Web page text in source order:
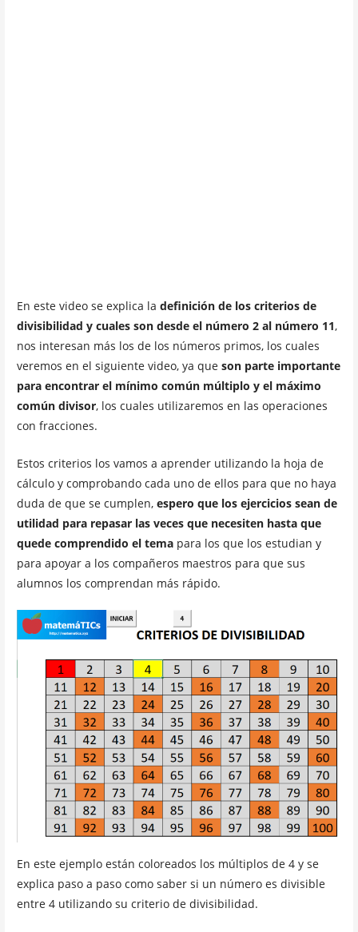
En este video se explica la definición de los criterios de
divisibilidad y cuales son desde el número 2 al número 11,
nos interesan más los de los números primos, los cuales
veremos en el siguiente video, ya que son parte importante
para encontrar el mínimo común múltiplo y el máximo
común divisor, los cuales utilizaremos en las operaciones
con fracciones.
Estos criterios los vamos a aprender utilizando la hoja de
cálculo y comprobando cada uno de ellos para que no haya
duda de que se cumplen, espero que los ejercicios sean de
utilidad para repasar las veces que necesiten hasta que
quede comprendido el temapara los que los estudian y
para apoyar a los compañeros maestros para que sus
alumnos los comprendan más rápido.
En este ejemplo están coloreados los múltiplos de 4 y se
explica paso a paso como saber si un número es divisible
entre 4 utilizando su criterio de divisibilidad.